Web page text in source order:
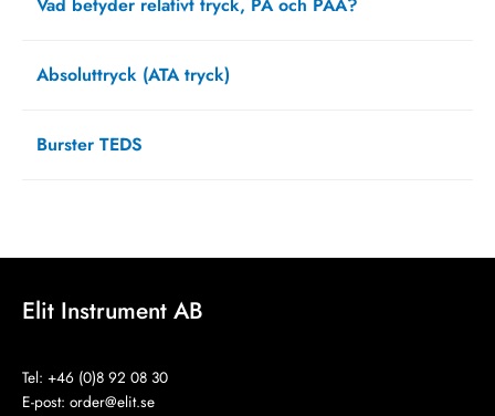
Vad betyder relativt tryck, PA och PAA?
Absoluttryck (ATA tryck)
Burster TEDS
Elit Instrument AB
Tel: +46 (0)8 92 08 30
E-post: order@elit.se